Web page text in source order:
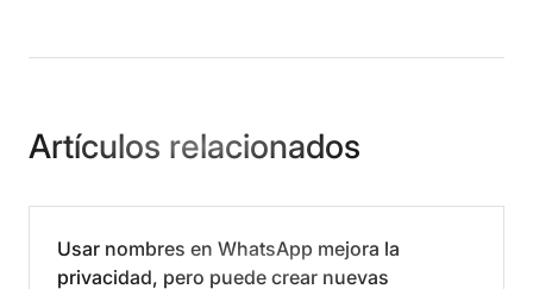
Artículos relacionados
Usar nombres en WhatsApp mejora la
privacidad, pero puede crear nuevas